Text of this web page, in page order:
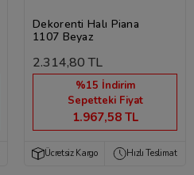
Dekorenti Halı Piana
1107 Beyaz
2.314,80 TL
%15 İndirim
Sepetteki Fiyat
1.967,58 TL
Ücretsiz Kargo Hızlı Teslimat